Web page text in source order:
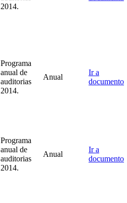
2014.
Programa
anual de
auditorias
2014.
Anual
Ir a
documento
Programa
anual de
auditorias
2014.
Anual
Ir a
documento